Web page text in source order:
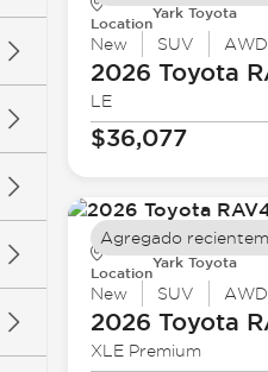
Location
Yark Toyota
New SUV AWD
2026 Toyota
LE
$36,077
Location
Yark Toyota
New SUV AWD
2026 Toyota
XLE Premium
Agregado